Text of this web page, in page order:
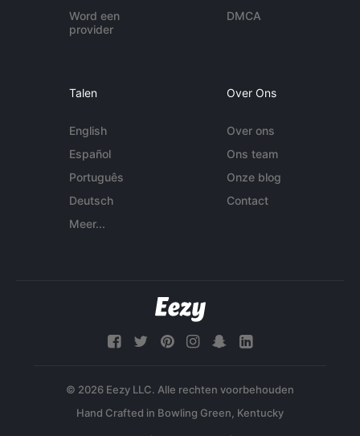
Word een
provider
DMCA
Talen
English
Español
Português
Deutsch
Meer...
Over Ons
Over ons
Ons team
Onze blog
Contact
© 2026 Eezy LLC. Alle rechten voorbehouden